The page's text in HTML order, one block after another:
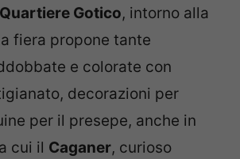
Quartiere Gotico, intorno alla
fiera propone tante
e colorate con
decorazioni per
per il presepe, anche in
cui il Caganer, curioso